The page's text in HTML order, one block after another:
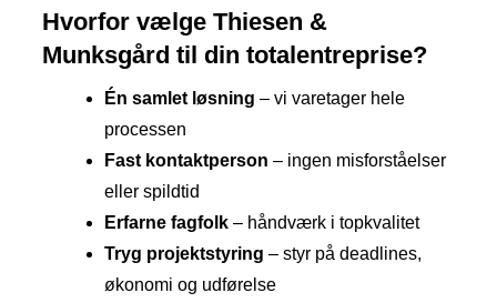
Hvorfor vælge Thiesen &
Munksgård til din totalentreprise?
Én samlet løsning – vi varetager hele
processen
Fast kontaktperson – ingen misforståelser
eller spildtid
Erfarne fagfolk – håndværk i topkvalitet
Tryg projektstyring – styr på deadlines,
økonomi og udførelse